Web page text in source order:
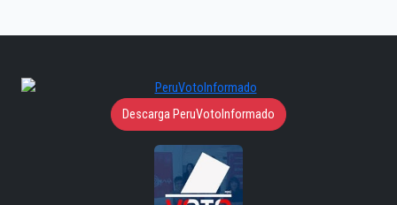
Descarga PeruVotoInformado